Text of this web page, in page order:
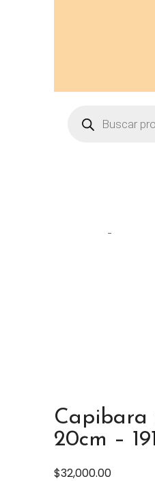
Capibara
20cm –
$32,000.00